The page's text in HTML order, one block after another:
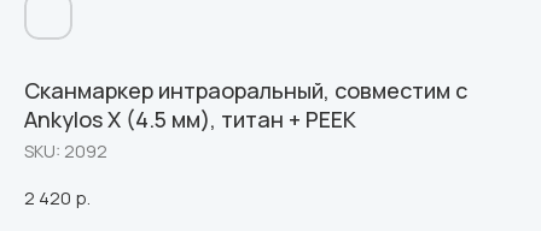
Сканмаркер интраоральный, совместим с
Ankylos Х (4.5 мм), титан + PEEK
SKU: 2092
2 420 р.